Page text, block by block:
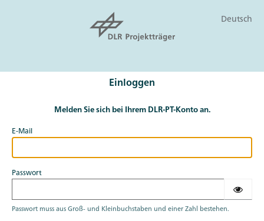
Deutsch
Einloggen
Melden Sie sich bei Ihrem DLR-PT-Konto an.
E-Mail
Passwort
Passwort muss aus Groß- und Kleinbuchstaben und einer Zahl bestehen.